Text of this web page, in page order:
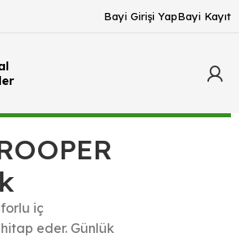
Bayi Girişi YapBayi Kayıt
iç
eder. Günlük